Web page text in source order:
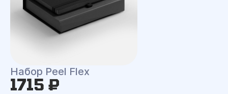
Набор Peel Flex
1715 ₽